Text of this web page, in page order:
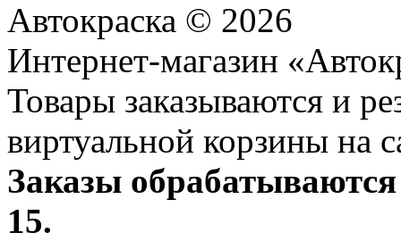
Автокраска © 2026
Интернет-магазин
Товары заказываются и
виртуальной корзины на
Заказы
15.